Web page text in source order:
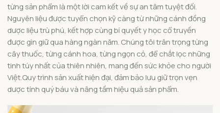
từng sản phẩm là một lời cam kết về sự an tâm tuyệt đối.
Nguyên liệu được tuyển chọn kỹ càng từ những cánh đồng
dược liệu trù phú, kết hợp cùng bí quyết y học cổ truyền
được gìn giữ qua hàng ngàn năm. Chúng tôi trân trọng từng
cây thuốc, từng cánh hoa, từng ngọn cỏ, để chắt lọc những
tinh túy nhất của thiên nhiên, mang đến sức khỏe cho người
Việt.Quy trình sản xuất hiện đại, đảm bảo lưu giữ trọn vẹn
dược tính quý báu và nâng tầm hiệu quả sản phẩm.